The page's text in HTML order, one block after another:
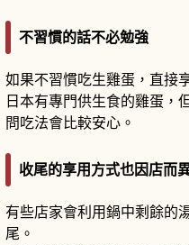
不習慣的話不必勉強
如果不習慣吃生雞蛋，直接
日本有專門供生食的雞蛋，
問吃法會比較安心。
收尾的享用方式也因店而
有些店家會利用鍋中剩餘的
尾。